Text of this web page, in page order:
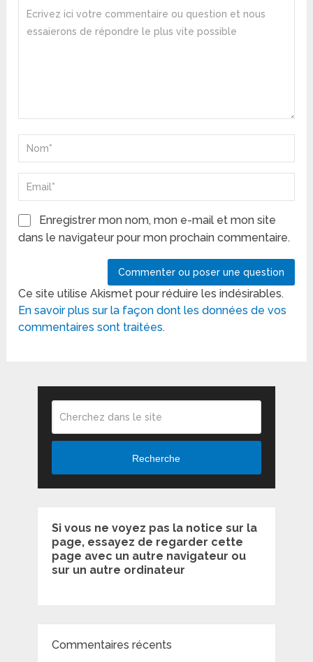
Enregistrer mon nom, mon e-mail et mon site
dans le navigateur pour mon prochain commentaire.
Ce site utilise Akismet pour réduire les indésirables.
En savoir plus sur la façon dont les données de vos
commentaires sont traitées.
Recherche
Si vous ne voyez pas la notice sur la
page, essayez de regarder cette
page avec un autre navigateur ou
sur un autre ordinateur
Commentaires récents